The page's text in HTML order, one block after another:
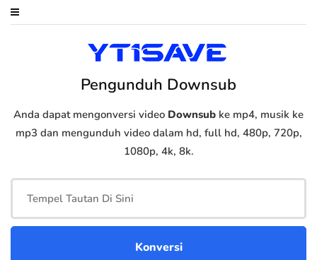
Pengunduh Downsub
Anda dapat mengonversi video Downsub ke mp4, musik ke
mp3 dan mengunduh video dalam hd, full hd, 480p, 720p,
1080p, 4k, 8k.